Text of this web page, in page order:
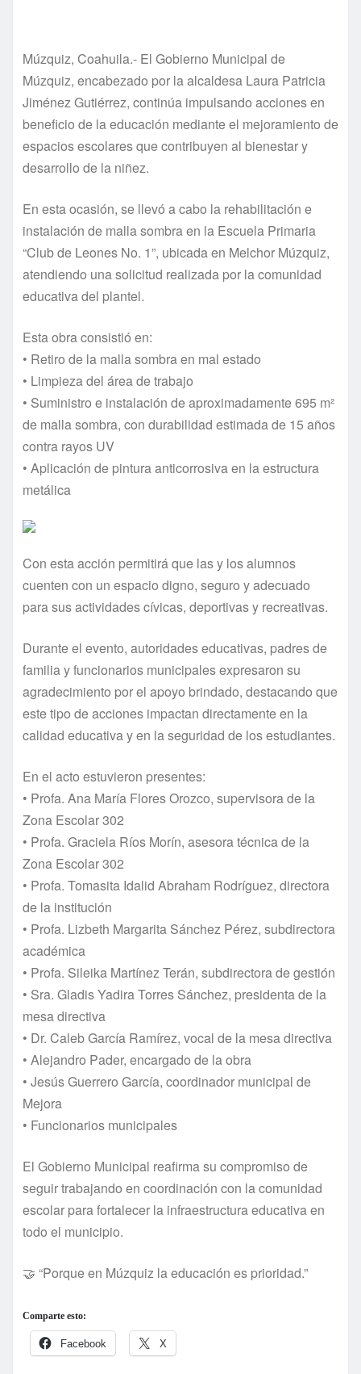
Múzquiz, Coahuila.- El Gobierno Municipal de
Múzquiz, encabezado por la alcaldesa Laura Patricia
Jiménez Gutiérrez, continúa impulsando acciones en
beneficio de la educación mediante el mejoramiento de
espacios escolares que contribuyen al bienestar y
desarrollo de la niñez.
En esta ocasión, se llevó a cabo la rehabilitación e
instalación de malla sombra en la Escuela Primaria
“Club de Leones No. 1”, ubicada en Melchor Múzquiz,
atendiendo una solicitud realizada por la comunidad
educativa del plantel.
Esta obra consistió en:
• Retiro de la malla sombra en mal estado
• Limpieza del área de trabajo
• Suministro e instalación de aproximadamente 695 m²
de malla sombra, con durabilidad estimada de 15 años
contra rayos UV
• Aplicación de pintura anticorrosiva en la estructura
metálica
Con esta acción permitirá que las y los alumnos
cuenten con un espacio digno, seguro y adecuado
para sus actividades cívicas, deportivas y recreativas.
Durante el evento, autoridades educativas, padres de
familia y funcionarios municipales expresaron su
agradecimiento por el apoyo brindado, destacando que
este tipo de acciones impactan directamente en la
calidad educativa y en la seguridad de los estudiantes.
En el acto estuvieron presentes:
• Profa. Ana María Flores Orozco, supervisora de la
Zona Escolar 302
• Profa. Graciela Ríos Morín, asesora técnica de la
Zona Escolar 302
• Profa. Tomasita Idalid Abraham Rodríguez, directora
de la institución
• Profa. Lizbeth Margarita Sánchez Pérez, subdirectora
académica
• Profa. Sileika Martínez Terán, subdirectora de gestión
• Sra. Gladis Yadira Torres Sánchez, presidenta de la
mesa directiva
• Dr. Caleb García Ramírez, vocal de la mesa directiva
• Alejandro Pader, encargado de la obra
• Jesús Guerrero García, coordinador municipal de
Mejora
• Funcionarios municipales
El Gobierno Municipal reafirma su compromiso de
seguir trabajando en coordinación con la comunidad
escolar para fortalecer la infraestructura educativa en
todo el municipio.
🤝 “Porque en Múzquiz la educación es prioridad.”
Comparte esto:
Facebook X